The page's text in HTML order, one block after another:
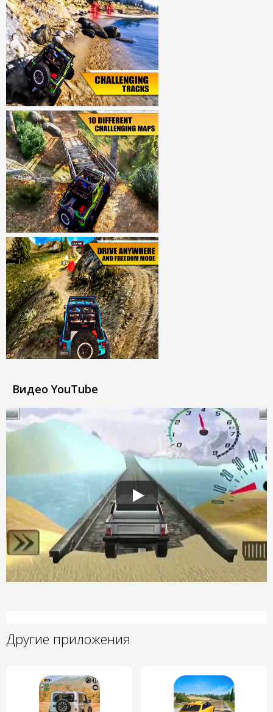
Видео YouTube
Другие приложения